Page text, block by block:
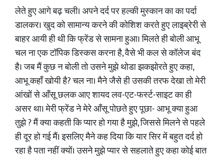
लेते हुए आगे बढ़ चली। अपने दर्द पर हल्की मुस्कान का का पर्दा
डालकर। खुद को सामान्य करने की कोशिश करते हुए लाइब्रेरी से
बाहर आयी ही थी कि फ्रेंड से सामना हुआ। मिलते ही बोली आभू
चल ना एक टॉपिक डिस्कस करना है, वैसे भी कल से कॉलेज बंद
है। जब मैं कुछ न बोली तो उसने मुझे थोडा झकझोरते हुए कहा,
आभू कहाँ खोयी है? चल ना। मैने जैसे ही उसकी तरफ देखा तो मेरी
आंखों से आँसू छलक आए शायद लव-एट-फर्स्ट-साइट का ही
असर था। मेरी फ्रेंड ने मेरे आँसू पोछते हुए पूछा- आभू क्या हुआ
तुझे ? मैं क्या कहती कि प्यार हो गया है मुझे, जिससे मिलने से पहले
ही दूर हो गई मैं। इसलिए मैने कह दिया कि यार सिर में बहुत दर्द हो
रहा है पता नहीं क्यों। उसने मुझे प्यार से सहलाते हुए कहा कोई बात